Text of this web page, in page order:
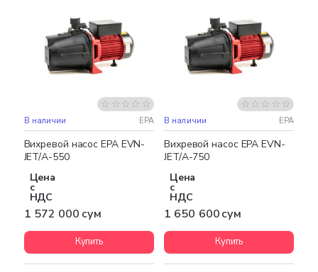
Бесплатная доставка
В наличии EPA
Вихревой насос EPA EVN-
JET/A-550
Цена
с
НДС
1 572 000 сум
Купить
Бесплатная доставка
В наличии EPA
Вихревой насос EPA EVN-
JET/A-750
Цена
с
НДС
1 650 600 сум
Купить